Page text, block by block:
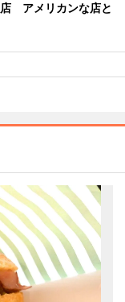
アメリカンな店と